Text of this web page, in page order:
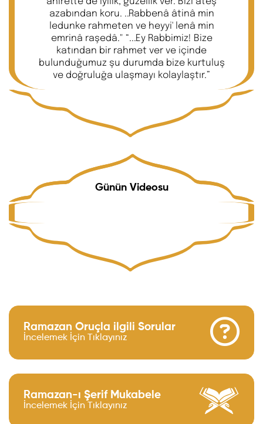
azabından koru. ..Rabbenâ âtinâ min
ledunke rahmeten ve heyyi' lenâ min
emrinâ raşedâ." “...Ey Rabbimiz! Bize
katından bir rahmet ver ve içinde
bulunduğumuz şu durumda bize kurtuluş
ve doğruluğa ulaşmayı kolaylaştır.”
Günün Videosu
Ramazan Oruçla ilgili Sorular
İncelemek İçin Tıklayınız
Ramazan-ı Şerif Mukabele
İncelemek İçin Tıklayınız